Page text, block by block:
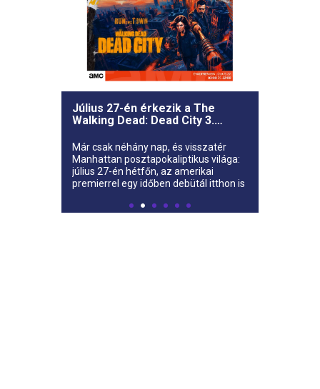
Július 27-én érkezik a The
Walking Dead: Dead City 3.
Már csak néhány nap, és visszatér
Manhattan posztapokaliptikus világa:
július 27-én hétfőn, az amerikai
premierrel egy időben debütál itthon is
City harmadik évada.